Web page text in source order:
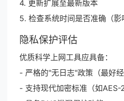
4. 更新扩展至最新版本
5. 检查系统时间是否准确（影
隐私保护评估
优质科学上网工具应具备：
- 严格的"无日志"政策（最好经
- 支持现代加密标准（如AES-